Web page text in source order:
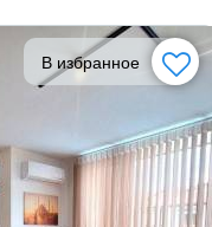
В избранное